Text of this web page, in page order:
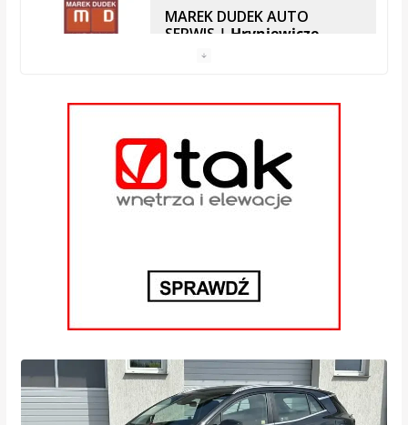
Auto Serwis – Robert
Zubrzycki | Białystok
Zajkowski BOSCH Diesel